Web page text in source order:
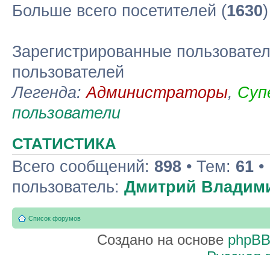
Больше всего посетителей (1630
Зарегистрированные
пользователей
Легенда:Администраторы,
пользователи
СТАТИСТИКА
Всего сообщений: 898 • Тем: 61
пользователь: Дмитрий
Список форумов
Создано на основе phpBB